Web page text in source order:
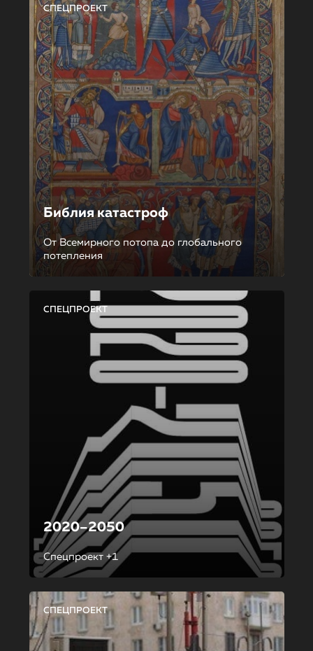
СПЕЦПРОЕКТ
Библия катастроф
От Всемирного потопа до глобального
потепления
СПЕЦПРОЕКТ
2020–2050
Спецпроект +1
СПЕЦПРОЕКТ